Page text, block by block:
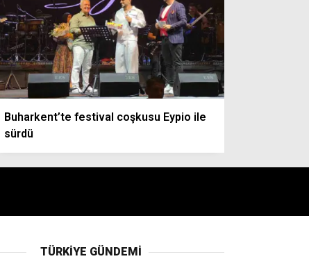
Buharkent’te festival coşkusu Eypio ile
sürdü
TÜRKIYE GÜNDEMI